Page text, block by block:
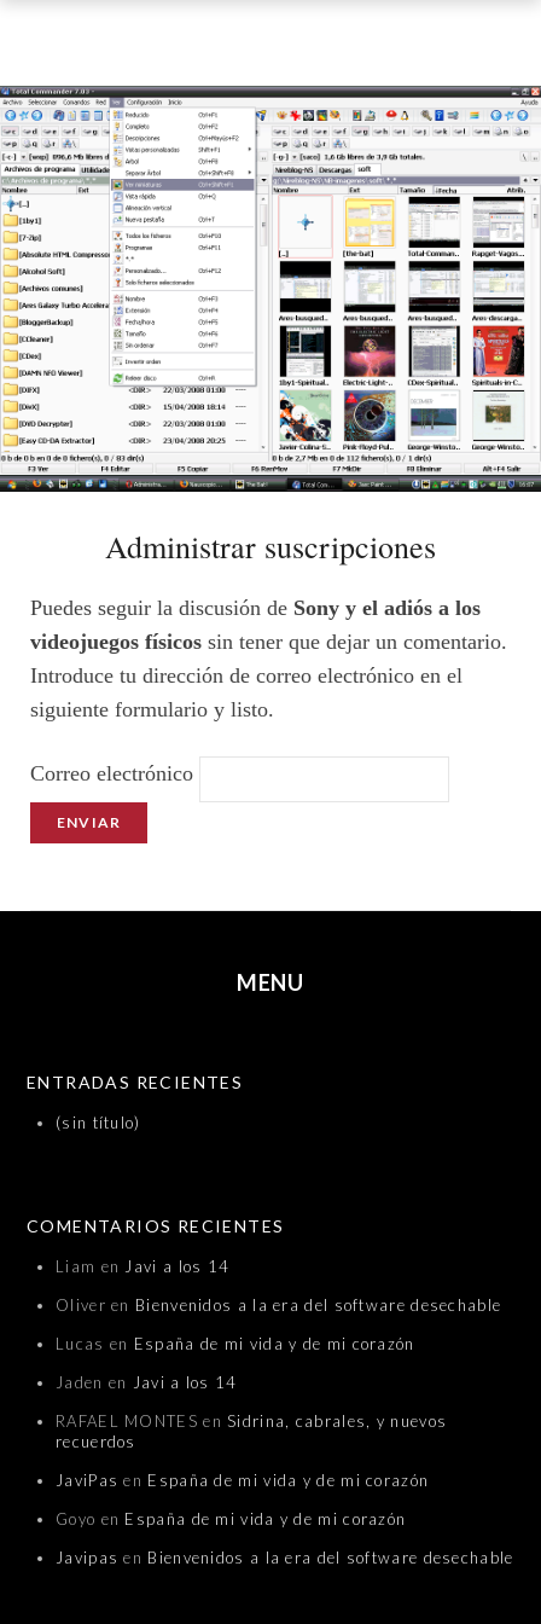
Administrar suscripciones
Puedes seguir la discusión de Sony y el adiós a los
videojuegos físicos sin tener que dejar un comentario.
Introduce tu dirección de correo electrónico en el
siguiente formulario y listo.
Correo electrónico
MENU
ENTRADAS RECIENTES
(sin título)
COMENTARIOS RECIENTES
Liam en Javi a los 14
Oliver en Bienvenidos a la era del software desechable
Lucas en España de mi vida y de mi corazón
Jaden en
Javi a los 14
RAFAEL MONTES enSidrina, cabrales, y nuevos
recuerdos
JaviPas en España de mi vida y de mi corazón
Goyo en España de mi vida y de mi corazón
Javipas en Bienvenidos a la era del software desechable